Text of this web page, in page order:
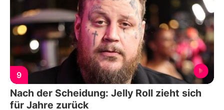
9
Nach der Scheidung: Jelly Roll zieht sich
für Jahre zurück